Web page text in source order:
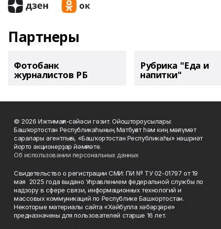
Партнеры
Фотобанк
журналистов РБ
Рубрика "Еда и
напитки"
© 2026 Ижтимағи-сәйәси гәзит. Ойоштороусылары:
Башҡортостан Республикаһының Матбуғат һәм киң мәғлүмәт
саралары агентлығы, «Башҡортостан Республикаһы» нәшриәт
йорто акционерҙар йәмғиәте.
Об использовании персональных данных
Свидетельство о регистрации СМИ: ПИ № ТУ 02-01797 от 19
мая 2025 года выдано Управлением федеральной службы по
надзору в сфере связи, информационных технологий и
массовых коммуникаций по Республике Башкортостан.
Некоторые материалы сайта «Хәйбулла хәбәрҙәре»
предназначены для пользователей старше 16 лет.